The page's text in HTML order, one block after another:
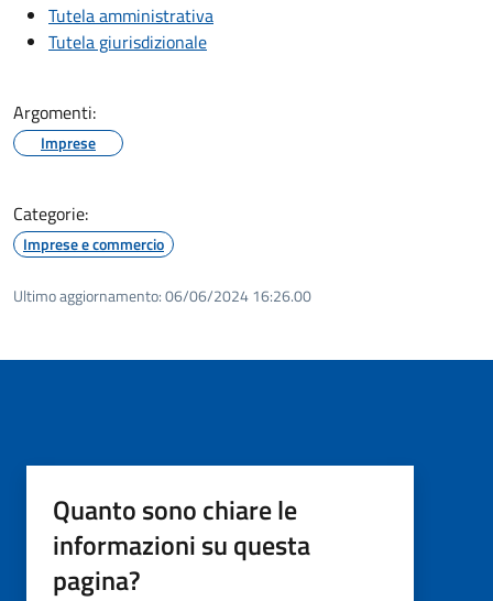
Tutela amministrativa
Tutela giurisdizionale
Argomenti:
Imprese
Categorie:
Imprese e commercio
Ultimo aggiornamento:06/06/2024 16:26.00
Quanto sono chiare le
informazioni su questa
pagina?